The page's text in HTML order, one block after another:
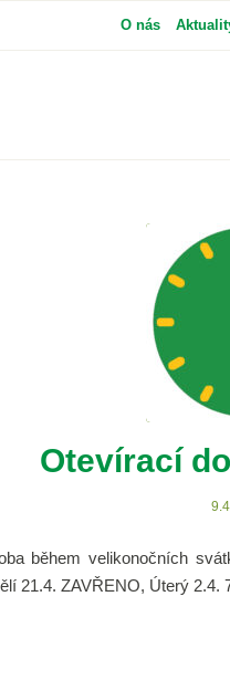
O nás
Otevírací
během velikonočních
21.4. ZAVŘENO, Úterý 2.4.